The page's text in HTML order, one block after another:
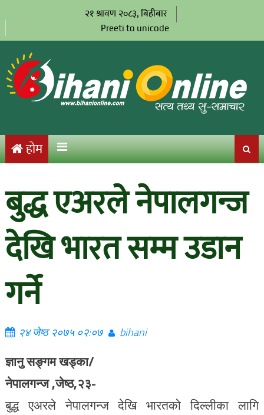
२१ श्रावण २०८३, बिहीबार
Preeti to unicode
होम
बुद्ध एअरले नेपालगन्ज
देखि भारत सम्म उडान
गर्ने
२४ जेष्ठ २०७५ ०२:०७ bihani
ज्ञानु सङ्गम खड्का/
नेपालगन्ज ,जेष्ठ,२३-
बुद्ध एअरले नेपालगन्ज देखि भारतको दिल्लीका लागि